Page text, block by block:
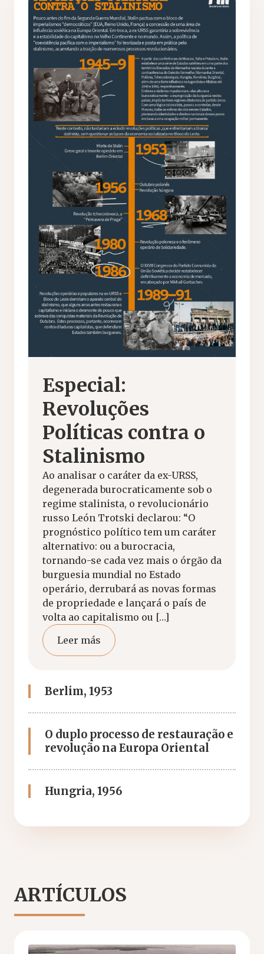
Especial:
Revoluções
Políticas contra o
Stalinismo
Ao analisar o caráter da ex-URSS,
degenerada burocraticamente sob o
regime stalinista, o revolucionário
russo León Trotski declarou: “O
prognóstico político tem um caráter
alternativo: ou a burocracia,
tornando-se cada vez mais o órgão da
burguesia mundial no Estado
operário, derrubará as novas formas
de propriedade e lançará o país de
volta ao capitalismo ou […]
Leer más
Berlim, 1953
O duplo processo de restauração e
revolução na Europa Oriental
Hungria, 1956
ARTÍCULOS